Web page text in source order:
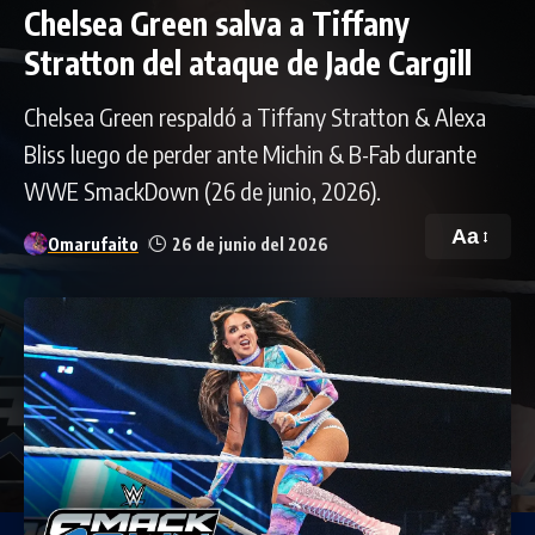
Chelsea Green salva a Tiffany
Stratton del ataque de Jade Cargill
Chelsea Green respaldó a Tiffany Stratton & Alexa
Bliss luego de perder ante Michin & B-Fab durante
WWE SmackDown (26 de junio, 2026).
Omarufaito 26 de junio del 2026 Aa